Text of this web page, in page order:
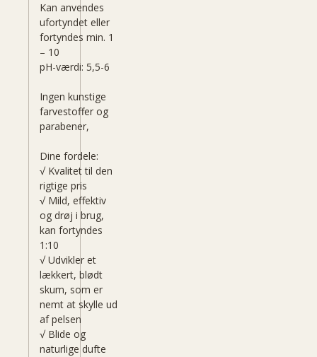
​Kan anvendes
ufortyndet eller
fortyndes min. 1
– 10
pH-værdi: 5,5-6
Ingen kunstige
farvestoffer og
parabener,
Dine fordele:
√ Kvalitet til den
rigtige pris
√ Mild, effektiv
og drøj i brug,
kan fortyndes
1:10
√ Udvikler et
lækkert, blødt
skum, som er
nemt at skylle ud
af pelsen
√ Blide og
naturlige dufte